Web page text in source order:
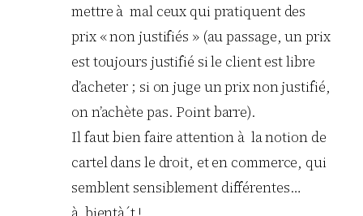
mettre à mal ceux qui pratiquent des
prix « non justifiés » (au passage, un prix
est toujours justifié si le client est libre
d’acheter ; si on juge un prix non justifié,
on n’achète pas. Point barre).
Il faut bien faire attention à la notion de
cartel dans le droit, et en commerce, qui
semblent sensiblement différentes…